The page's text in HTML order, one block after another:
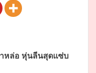
หล่อ หุ่นลีนสุดแซ่บ